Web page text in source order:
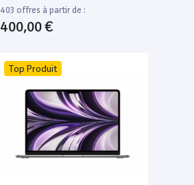
403 offres à partir de :
400,00 €
Top Produit